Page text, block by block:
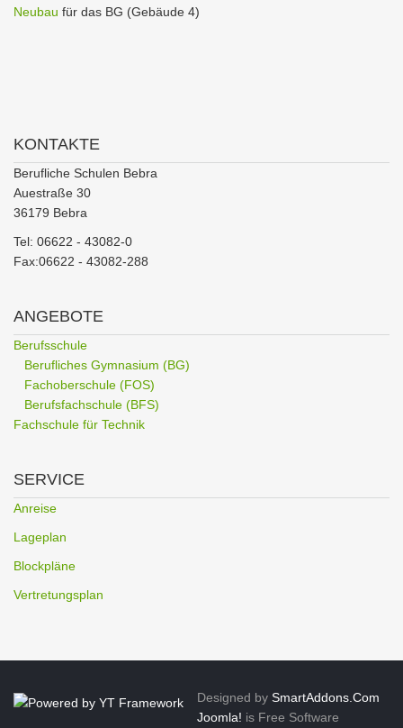
Neubau für das BG (Gebäude 4)
KONTAKTE
Berufliche Schulen Bebra
Auestraße 30
36179 Bebra
Tel: 06622 - 43082-0
Fax:06622 - 43082-288
ANGEBOTE
Berufsschule
Berufliches Gymnasium (BG)
Fachoberschule (FOS)
Berufsfachschule (BFS)
Fachschule für Technik
SERVICE
Anreise
Lageplan
Blockpläne
Vertretungsplan
Designed by SmartAddons.Com
Joomla! is Free Software